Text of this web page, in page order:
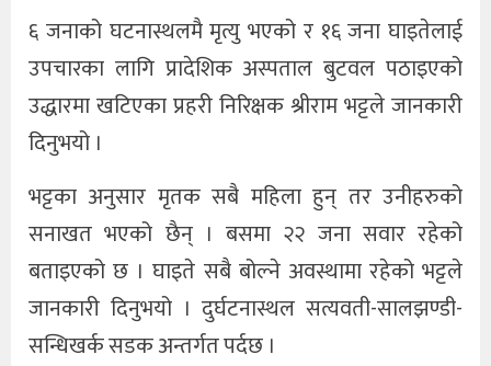
६ जनाको घटनास्थलमै मृत्यु भएको र १६ जना घाइतेलाई
उपचारका लागि प्रादेशिक अस्पताल बुटवल पठाइएको
उद्धारमा खटिएका प्रहरी निरिक्षक श्रीराम भट्टले जानकारी
दिनुभयो ।
भट्टका अनुसार मृतक सबै महिला हुन् तर उनीहरुको
सनाखत भएको छैन् । बसमा २२ जना सवार रहेको
बताइएको छ । घाइते सबै बोल्ने अवस्थामा रहेको भट्टले
जानकारी दिनुभयो । दुर्घटनास्थल सत्यवती-सालझण्डी-
सन्धिखर्क सडक अन्तर्गत पर्दछ ।